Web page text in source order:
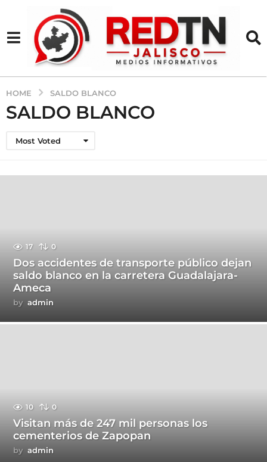
HOME SALDO BLANCO
SALDO BLANCO
Most Voted
17 0
Dos accidentes de transporte público dejan
saldo blanco en la carretera Guadalajara-
Ameca
by admin
10 0
Visitan más de 247 mil personas los
cementerios de Zapopan
by admin